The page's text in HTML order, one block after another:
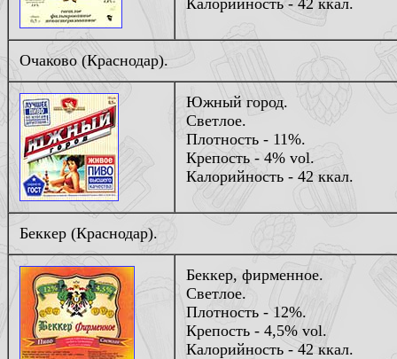
Калорийность - 42 ккал.
Очаково (Краснодар).
Южный город.
Светлое.
Плотность - 11%.
Крепость - 4% vol.
Калорийность - 42 ккал.
Беккер (Краснодар).
Беккер, фирменное.
Светлое.
Плотность - 12%.
Крепость - 4,5% vol.
Калорийность - 42 ккал.